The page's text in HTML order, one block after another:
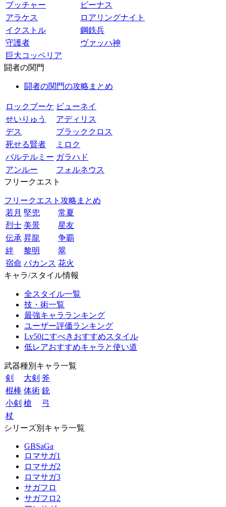
ブッチャー
ビーナス
アラケス
ロアリングナイト
イクストル
鋼鉄兵
守護者
ヴァッハ神
巨大コッペリア
闘者の関門
闘者の関門の攻略まとめ
ロックブーケ ビューネイ
せいりゅう
アディリス
デス
ブラッククロス
死せる賢者
ミロク
バルテルミー ガラハド
アンルー
フォルネウス
フリークエスト
フリークエスト攻略まとめ
若月 堅兜
常夏
烈士 美景
星友
伝承 昇龍
争覇
絆
黎明
翠
宿命 バカンス 花火
キャラ/スタイル情報
全スタイル一覧
技・術一覧
最強キャラランキング
ユーザー評価ランキング
Lv50にすべきおすすめスタイル
低レアおすすめキャラと使い道
武器種別キャラ一覧
剣
大剣 斧
棍棒 体術 銃
小剣 槍
弓
杖
シリーズ別キャラ一覧
GBSaGa
ロマサガ1
ロマサガ2
ロマサガ3
サガフロ
サガフロ2